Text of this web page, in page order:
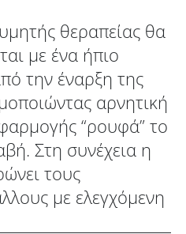
θεραπείας θα
με ένα ήπιο
την έναρξη της
αρνητική
“ρουφά” το
Στη συνέχεια η
τους
με ελεγχόμενη